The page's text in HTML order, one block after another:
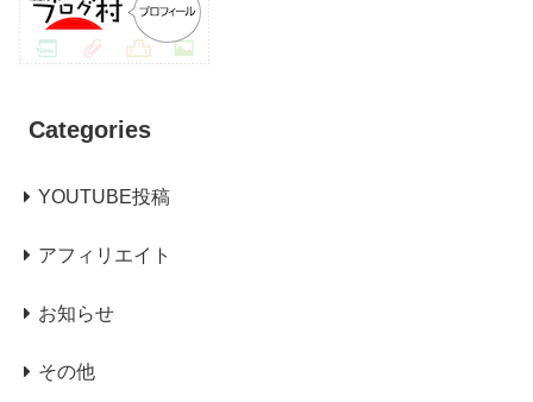
Categories
YOUTUBE投稿
アフィリエイト
お知らせ
その他